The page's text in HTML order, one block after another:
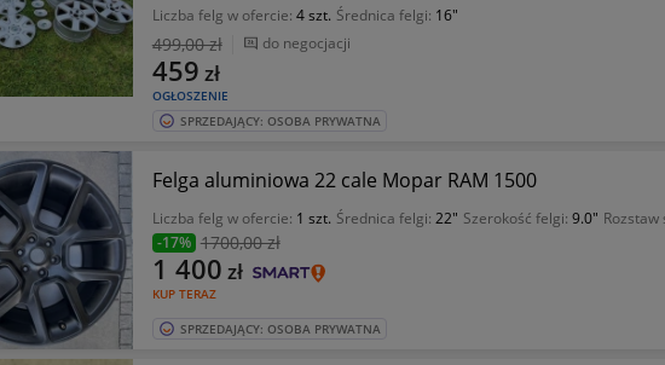
Liczba felg w ofercie: 4 szt. Średnica felgi: 16"
499,00 zł do negocjacji
OGŁOSZENIE
459 zł
SPRZEDAJĄCY: OSOBA PRYWATNA
Felga aluminiowa 22 cale Mopar RAM 1500
Liczba felg w ofercie: 1 szt. Średnica felgi: 22" Szerokość felgi: 9.0" Rozstaw
-17% 1700,00 zł
KUP TERAZ
1 400 zł
SPRZEDAJĄCY: OSOBA PRYWATNA